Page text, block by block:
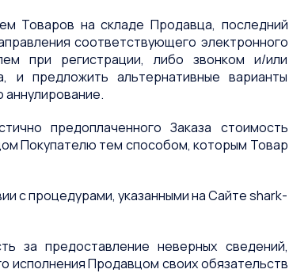
Товаров на складе Продавца, последний
соответствующего электронного
при регистрации, либо звонком и/или
и предложить альтернативные варианты
аннулирование.
предоплаченного Заказа стоимость
Покупателю тем способом, которым Товар
с процедурами, указанными на Сайте shark-
за предоставление неверных сведений,
исполнения Продавцом своих обязательств